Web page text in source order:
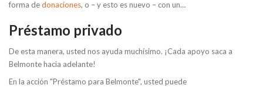
forma dedonaciones, o – y esto es nuevo – con un…
Préstamo privado
De esta manera, usted nos ayuda muchísimo. ¡Cada apoyo saca a
Belmonte hacia adelante!
En la acción "Préstamo para Belmonte", usted puede